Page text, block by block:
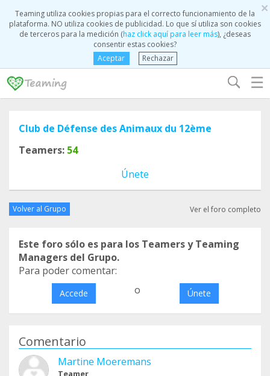
×
Teaming utiliza cookies propias para el correcto funcionamiento de la
plataforma. NO utiliza cookies de publicidad. Lo que sí utiliza son cookies
de terceros para la medición (haz click aquí para leer más), ¿deseas
consentir estas cookies?
Aceptar
Rechazar
☰
Club de Défense des Animaux du 12ème
Teamers: 54
Únete
Volver al Grupo Ver el foro completo
Este foro sólo es para los Teamers y Teaming
Managers del Grupo.
Para poder comentar:
Accede o Únete
Comentario
Martine Moeremans
Teamer